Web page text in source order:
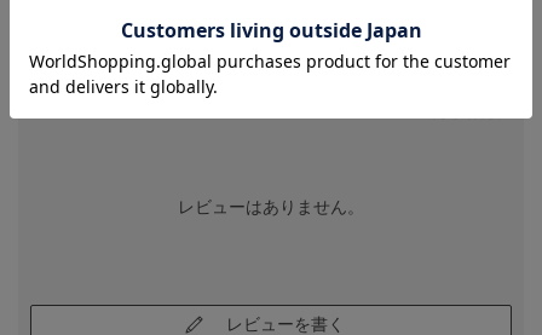
REVIEW
レビューはありません。
レビューを書く